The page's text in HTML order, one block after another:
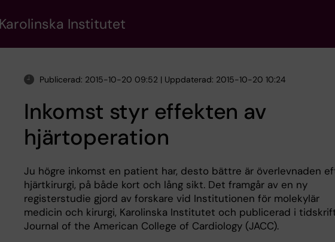
Institutet
Publicerad: 2015-10-20 09:52 | Uppdaterad: 2015-10-20 10:24
Inkomst styr effekten av
hjärtoperation
Ju högre inkomst en patient har, desto bättre är överlevnaden
hjärtkirurgi, på både kort och lång sikt. Det framgår av en ny
registerstudie gjord av forskare vid Institutionen för molekylär
medicin och kirurgi, Karolinska Institutet och publicerad i
Journal of the American College of Cardiology (JACC).